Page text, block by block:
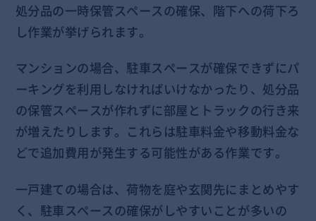
処分品の一時保管スペースの確保、階下への荷下ろ
し作業が挙げられます。
マンションの場合、駐車スペースが確保できずにパ
ーキングを利用しなければいけなかったり、処分品
の保管スペースが作れずに部屋とトラックの行き来
が増えたりします。これらは駐車料金や移動料金な
どで追加費用が発生する可能性がある作業です。
一戸建ての場合は、荷物を庭や玄関先にまとめやす
く、駐車スペースの確保がしやすいことが多いの